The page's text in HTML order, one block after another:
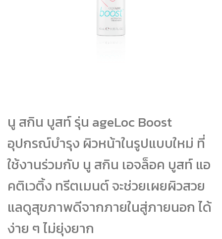
นู สกิน บูสท์ รุ่น ageLoc Boost
อุปกรณ์บำรุง ผิวหน้าในรูปแบบใหม่ ที่
ใช้งานร่วมกับ นู สกิน เอจล็อค บูสท์ แอ
คติเวติ้ง ทรีตเมนต์ จะช่วยเผยผิวสวย
แลดูสุขภาพดีจากภายในสู่ภายนอก ได้
ง่าย ๆ ไม่ยุ่งยาก